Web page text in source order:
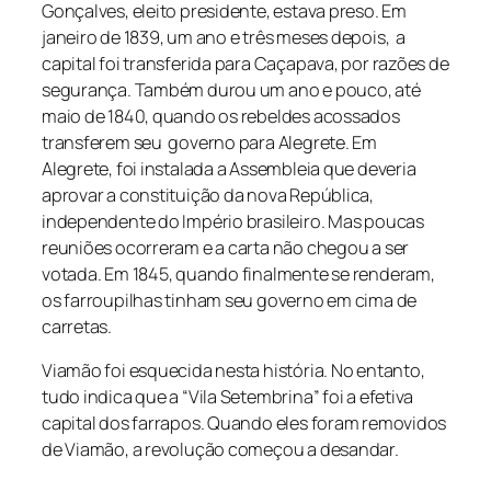
Gonçalves, eleito presidente, estava preso. Em
janeiro de 1839, um ano e três meses depois, a
capital foi transferida para Caçapava, por razões de
segurança. Também durou um ano e pouco, até
maio de 1840, quando os rebeldes acossados
transferem seu governo para Alegrete. Em
Alegrete, foi instalada a Assembleia que deveria
aprovar a constituição da nova República,
independente do Império brasileiro. Mas poucas
reuniões ocorreram e a carta não chegou a ser
votada. Em 1845, quando finalmente se renderam,
os farroupilhas tinham seu governo em cima de
carretas.
Viamão foi esquecida nesta história. No entanto,
tudo indica que a “Vila Setembrina” foi a efetiva
capital dos farrapos. Quando eles foram removidos
de Viamão, a revolução começou a desandar.